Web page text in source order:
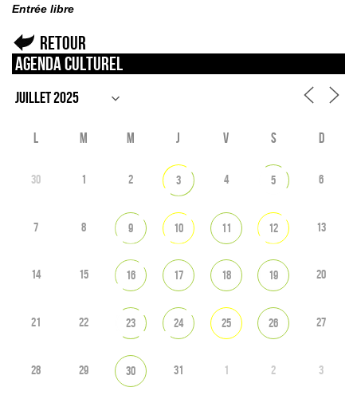
Entrée libre
Retour
Agenda culturel
L M M J V S D
30 1 2 3 4 5 6
7 8 9 10 11 12 13
14 15 16 17 18 19 20
21 22 23 24 25 26 27
28 29 30 31 1 2 3